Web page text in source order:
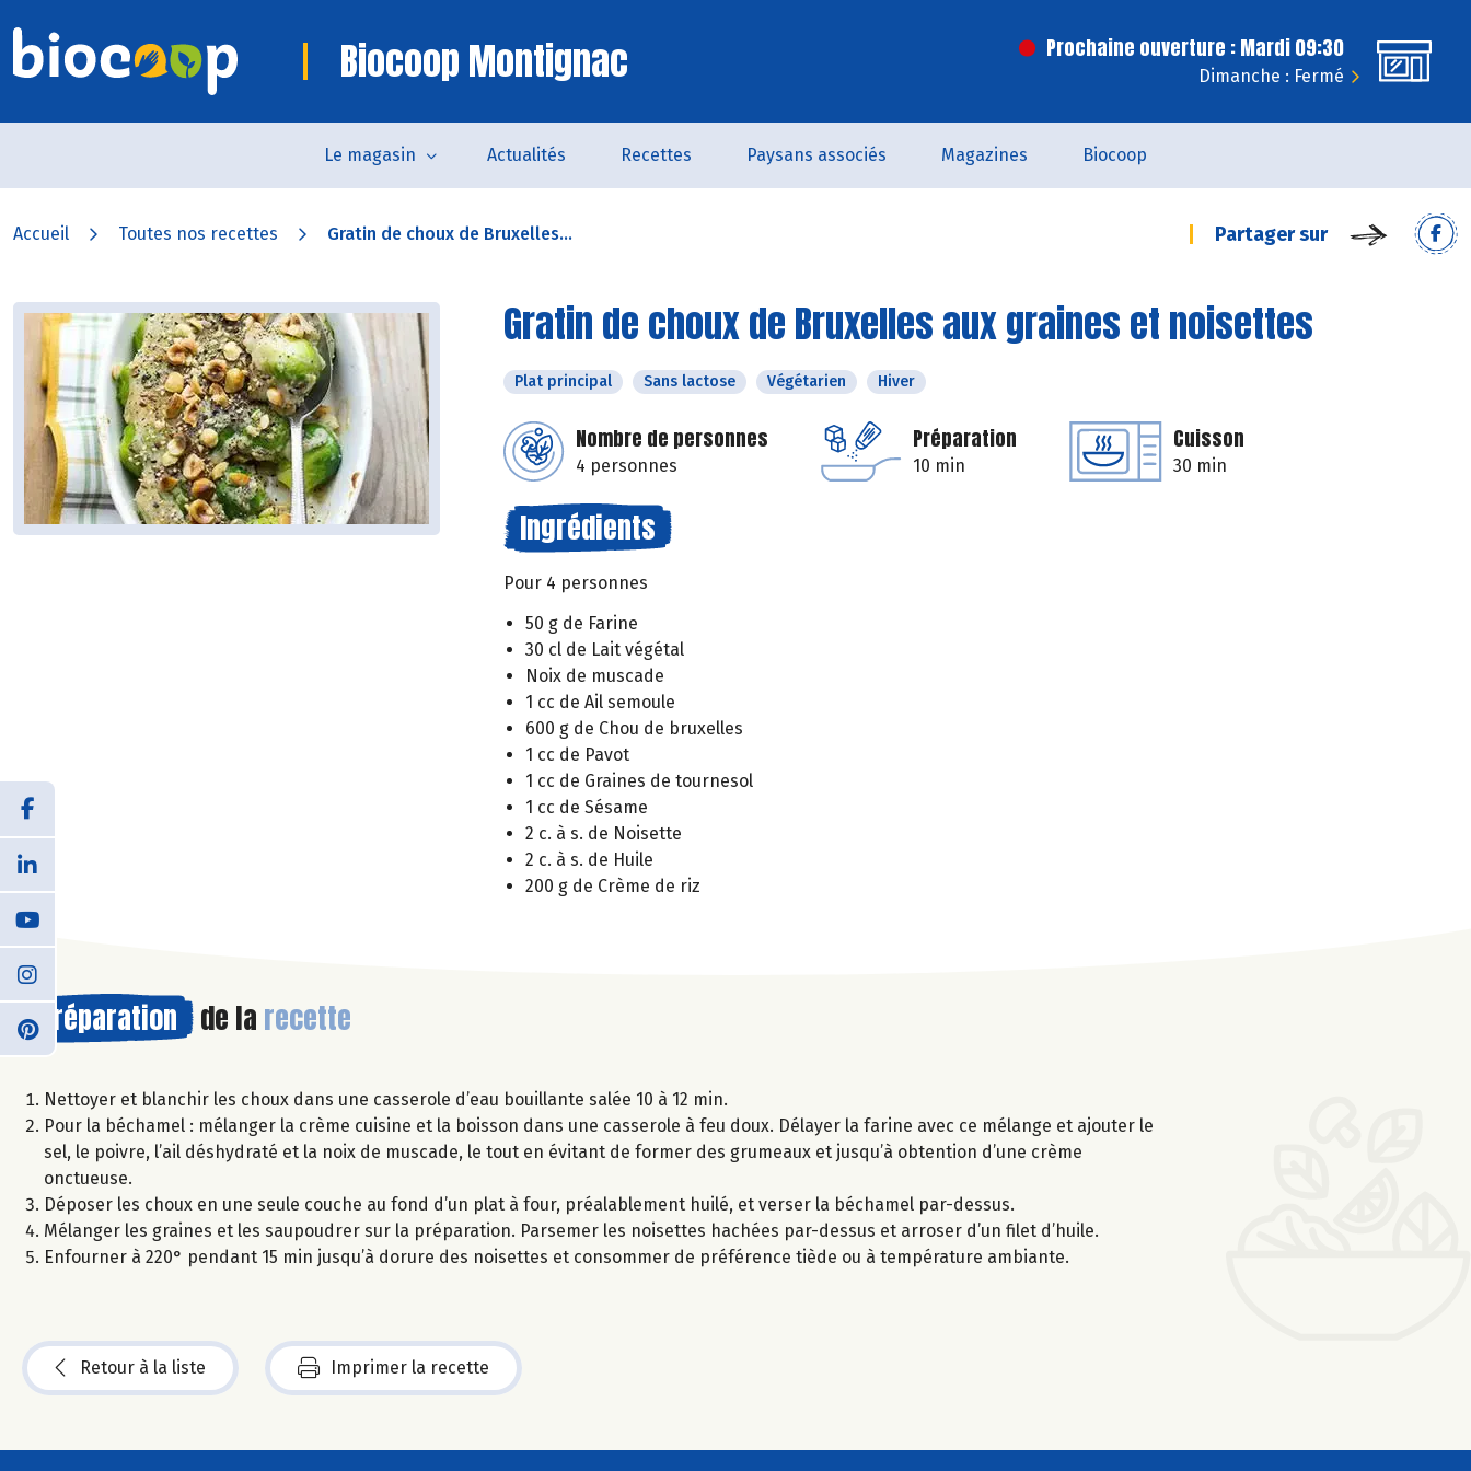
Biocoop Montignac Prochaine ouverture : Mardi 09:30
Dimanche : Fermé
Le magasin Actualités Recettes Paysans associés Magazines Biocoop
Accueil Toutes nos recettes Gratin de choux de Bruxelles... Partager sur
Gratin de choux de Bruxelles aux graines et noisettes
Plat principal Sans lactose Végétarien Hiver
Nombre de personnes
4 personnes
Préparation
10 min
Cuisson
30 min
Ingrédients
Pour 4 personnes
50 g de Farine
30 cl de Lait végétal
Noix de muscade
1 cc de Ail semoule
600 g de Chou de bruxelles
1 cc de Pavot
1 cc de Graines de tournesol
1 cc de Sésame
2 c. à s. de Noisette
2 c. à s. de Huile
200 g de Crème de riz
Préparation de la recette
Nettoyer et blanchir les choux dans une casserole d’eau bouillante salée 10 à 12 min.
Pour la béchamel : mélanger la crème cuisine et la boisson dans une casserole à feu doux. Délayer la farine avec ce mélange et ajouter le
sel, le poivre, l’ail déshydraté et la noix de muscade, le tout en évitant de former des grumeaux et jusqu’à obtention d’une crème
onctueuse.
Déposer les choux en une seule couche au fond d’un plat à four, préalablement huilé, et verser la béchamel par-dessus.
Mélanger les graines et les saupoudrer sur la préparation. Parsemer les noisettes hachées par-dessus et arroser d’un filet d’huile.
Enfourner à 220° pendant 15 min jusqu’à dorure des noisettes et consommer de préférence tiède ou à température ambiante.
Retour à la liste Imprimer la recette